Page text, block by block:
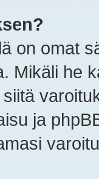
on omat
Mikäli he
ja